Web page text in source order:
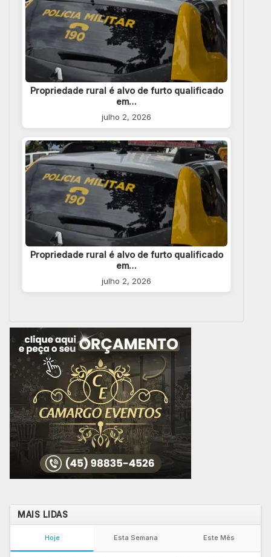
Propriedade rural é alvo de furto qualificado
em…
julho 2, 2026
Propriedade rural é alvo de furto qualificado
em…
julho 2, 2026
MAIS LIDAS
Hoje Esta Semana Este Mês